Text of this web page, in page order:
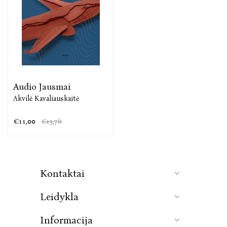
Akvilė Kavaliauskaitė – žurnalistė, scenaristė, tekstų
kūrėja. 2015 m. pasirodęs jos debiutinis romanas „Du
gyvenimai per vieną vasarą" iškart pateko į
skaitomiausių knygų dešimtukus. Po penkerių metų
autorė grįžta su novelių rinktine „Kūnai".
Apdovanojimai:
METŲ KNYGOS RINKIMAI 2020 - knygų
15min.lt geriausių metų knygų rinkimai 2020 -
Lietuvių autorių grožinių knygų kategorijos
Audio Jausmai
Akvilė Kavaliauskaitė
€11,00 €13,76
Kontaktai
Leidykla
Informacija